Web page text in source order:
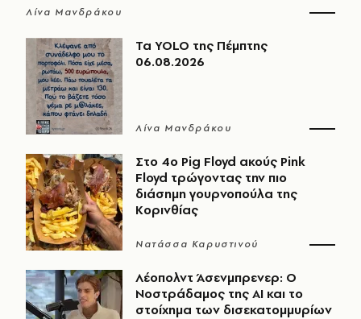
Λίνα Μανδράκου
Τα YOLO της Πέμπτης
06.08.2026
Λίνα Μανδράκου
Στο 4ο Pig Floyd ακούς Pink
Floyd τρώγοντας την πιο
διάσημη γουρνοπούλα της
Κορινθίας
Νατάσσα Καρυστινού
Λέοπολντ Άσενμπρενερ: Ο
Νοστράδαμος της AI και το
στοίχημα των δισεκατομμυρίων